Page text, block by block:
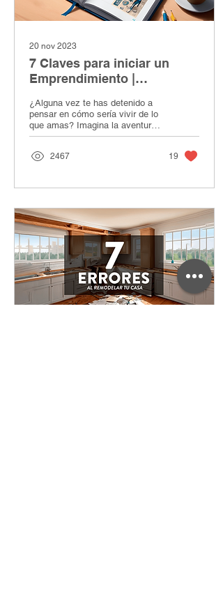
20 nov 2023
7 Claves para iniciar un
Emprendimiento |
Cómo iniciar la aventura"
¿Alguna vez te has detenido a
pensar en cómo sería vivir de lo
que amas? Imagina la aventura
de emprender, con altibajos y
2467 19